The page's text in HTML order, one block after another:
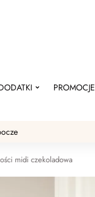
PROMOCJE
midi czekoladowa